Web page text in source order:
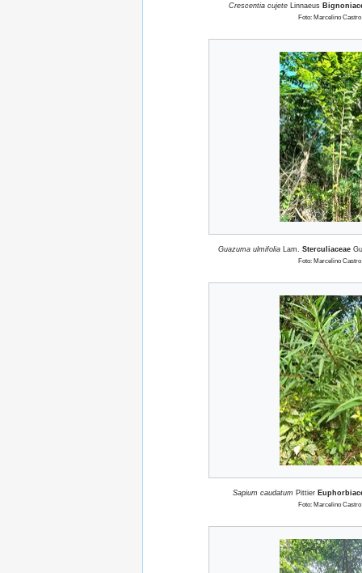
Crescentia cujete Linnaeus
Foto: Marcelino Castro
Guazuma ulmifolia Lam. Sterculiaceae
Foto: Marcelino Castro
Sapium caudatum Pittier
Foto: Marcelino Castro